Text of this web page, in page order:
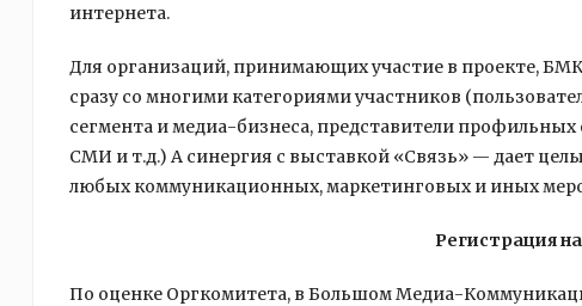
интернета.
Для организаций, принимающих участие в проекте,
сразу со многими категориями участников
сегмента и медиа-бизнеса, представители профильных
СМИ и т.д.) А синергия с выставкой «Связь» — дает
любых коммуникационных, маркетинговых и иных
Регистрация
По оценке Оргкомитета, в Большом Медиа-